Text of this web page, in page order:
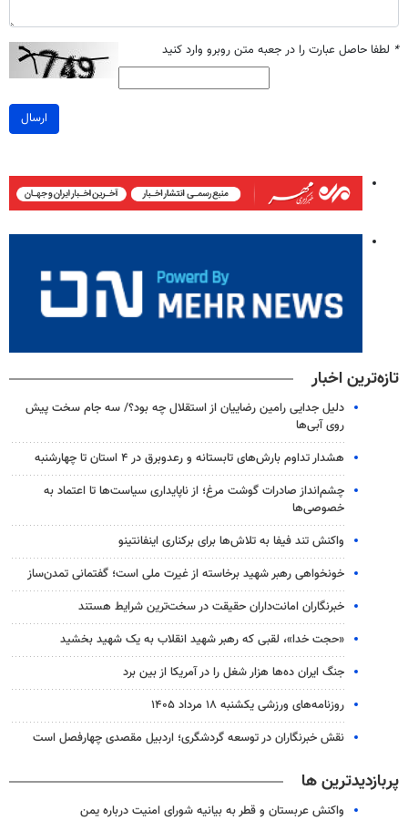
* لطفا حاصل عبارت را در جعبه متن روبرو وارد کنید
ارسال
تازه‌ترین اخبار
دلیل جدایی رامین رضاییان از استقلال چه بود؟/ سه جام سخت پیش
روی آبی‌ها
هشدار تداوم بارش‌های تابستانه و رعدوبرق در ۴ استان تا چهارشنبه
چشم‌انداز صادرات گوشت مرغ؛ از ناپایداری سیاست‌ها تا اعتماد به
خصوصی‌ها
واکنش تند فیفا به تلاش‌ها برای برکناری اینفانتینو
خونخواهی رهبر شهید برخاسته از غیرت ملی است؛ گفتمانی تمدن‌ساز
خبرنگاران امانت‌داران حقیقت در سخت‌ترین شرایط هستند
«حجت خدا»، لقبی که رهبر شهید انقلاب به یک شهید بخشید
جنگ ایران ده‌ها هزار شغل را در آمریکا از بین برد
روزنامه‌های ورزشی یکشنبه ۱۸ مرداد ۱۴۰۵
نقش خبرنگاران در توسعه گردشگری؛ اردبیل مقصدی چهارفصل است
پربازدیدترین ها
واکنش عربستان و قطر به بیانیه شورای امنیت درباره یمن